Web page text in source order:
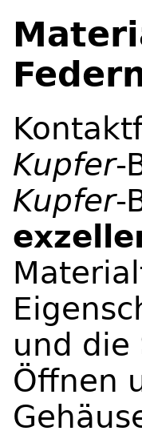
Kupfer-
Kupfer-
und die
Öffnen